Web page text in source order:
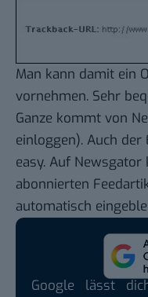
Man kann damit ein
vornehmen. Sehr
Ganze kommt von
einloggen). Auch der
easy. Auf
abonnierten
automatisch
Google lässt